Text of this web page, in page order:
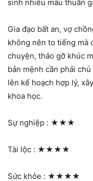
sinh nhiều mâu thuẫn
Gia đạo bất an, vợ
không nên to tiếng mà
chuyện, tháo gỡ khúc
bản mệnh cần phải
lên kế hoạch hợp lý,
khoa học.
Sự nghiệp : ★★★
Tài lộc : ★★★★
Sức khỏe : ★★★★